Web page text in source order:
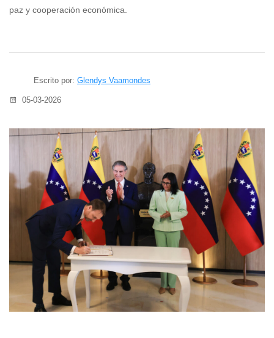
paz y cooperación económica.
Escrito por: Glendys Vaamondes
05-03-2026